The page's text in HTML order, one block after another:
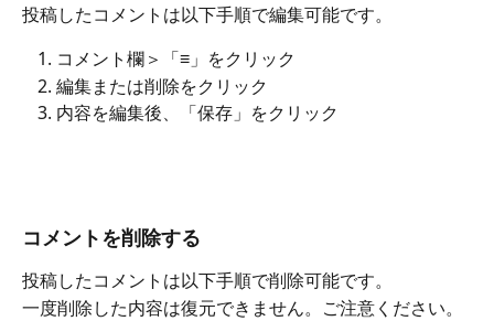
投稿したコメントは以下手順で編集可能です。
コメント欄＞「≡」をクリック
編集または削除をクリック
内容を編集後、「保存」をクリック
コメントを削除する
投稿したコメントは以下手順で削除可能です。
一度削除した内容は復元できません。ご注意ください。